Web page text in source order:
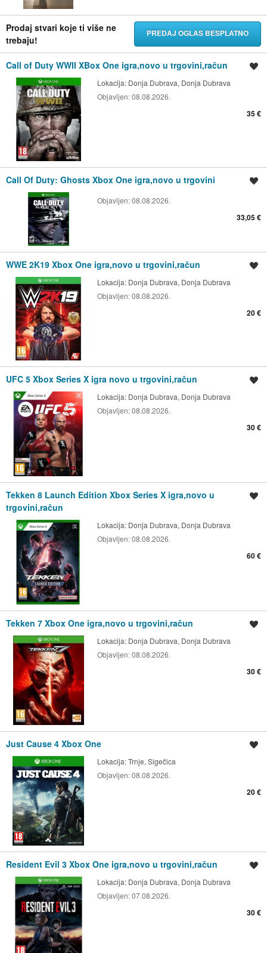
Prodaj stvari koje ti više ne
trebaju!
PREDAJ OGLAS BESPLATNO
Call of Duty WWII XBox One igra,novo u trgovini,račun
Lokacija: Donja Dubrava, Donja Dubrava
Objavljen:08.08.2026.
35 €
Call Of Duty: Ghosts Xbox One igra,novo u trgovini
Objavljen:08.08.2026.
33,05 €
WWE 2K19 Xbox One igra,novo u trgovini,račun
Lokacija: Donja Dubrava, Donja Dubrava
Objavljen:08.08.2026.
20 €
UFC 5 Xbox Series X igra novo u trgovini,račun
Lokacija: Donja Dubrava, Donja Dubrava
Objavljen:08.08.2026.
30 €
Tekken 8 Launch Edition Xbox Series X igra,novo u
trgovini,račun
Lokacija: Donja Dubrava, Donja Dubrava
Objavljen:08.08.2026.
60 €
Tekken 7 Xbox One igra,novo u trgovini,račun
Lokacija: Donja Dubrava, Donja Dubrava
Objavljen:08.08.2026.
30 €
Just Cause 4 Xbox One
Lokacija:Trnje, Sigečica
Objavljen:08.08.2026.
20 €
Resident Evil 3 Xbox One igra,novo u trgovini,račun
Lokacija: Donja Dubrava, Donja Dubrava
Objavljen:07.08.2026.
30 €